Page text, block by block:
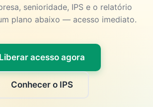
senioridade, IPS e o relatório
plano abaixo — acesso imediato.
Liberar acesso agora
Conhecer o IPS